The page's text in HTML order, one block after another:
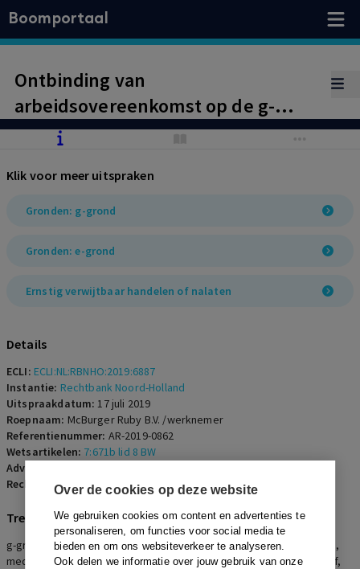
Over de cookies op deze website
We gebruiken cookies om content en advertenties te
personaliseren, om functies voor social media te
bieden en om ons websiteverkeer te analyseren.
Ook delen we informatie over jouw gebruik van onze
Boomportaal
Ontbinding van
arbeidsovereenkomst op de g-
grond met toekenning van een
heeft ernstig verwijtbaar
gehandeld door werknemer vrij te
op ontbinding zonder deugdelijke
grond of onderzoek of tot een
komen.
Klik voor meer uitspraken
Gronden: g-grond
Gronden: e-grond
Ernstig verwijtbaar handelen of nalaten
Details
ECLI: ECLI:NL:RBNHO:2019:6887
Instantie: Rechtbank Noord-Holland
Uitspraakdatum:17 juli 2019
Roepnaam: McBurger Ruby B.V. /werknemer
Referentienummer: AR-2019-0862
Wetsartikelen: 7:671b lid 8 BW
Advocaten:
Rechters:P.J. Jansen
Trefwoorden
g-grond, e-grond, billijke vergoeding, ernstig verwijtbaar handelen,
mediation, onderzoek, bedrijfsrecherche, verklaring, op non-actief,